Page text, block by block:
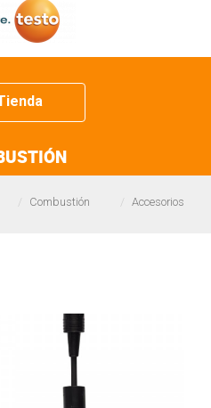
navigation
Combustión
Accesorios